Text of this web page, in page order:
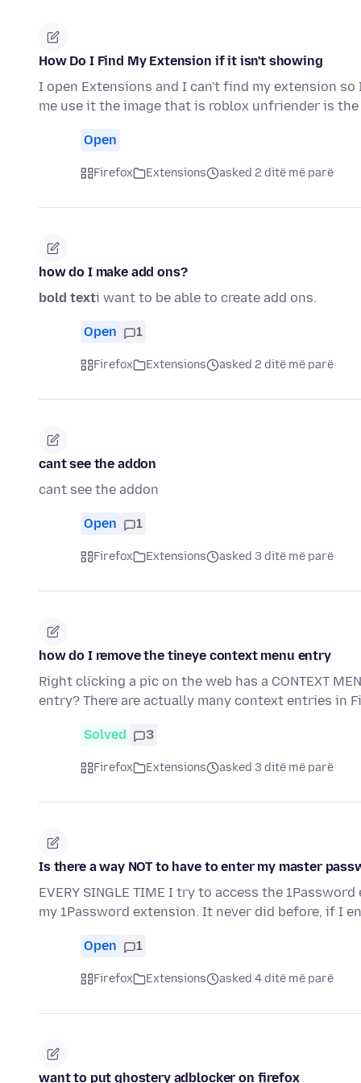
How Do I Find My Extension if it isn't showing
I open Extensions and I can't find my extension
me use it the image that is roblox unfriender is
Open
Firefox Extensions asked 2 ditë më parë
how do I make add ons?
bold texti want to be able to create add ons.
Open 1
Firefox Extensions asked 2 ditë më parë
cant see the addon
cant see the addon
Open 1
Firefox Extensions asked 3 ditë më parë
how do I remove the tineye context menu entry
Right clicking a pic on the web has a CONTEXT
entry? There are actually many context entries in
Solved 3
Firefox Extensions asked 3 ditë më parë
Is there a way NOT to have to enter my master
EVERY SINGLE TIME I try to access the
my 1Password extension. It never did before, if I
Open 1
Firefox Extensions asked 4 ditë më parë
want to put ghostery adblocker on firefox